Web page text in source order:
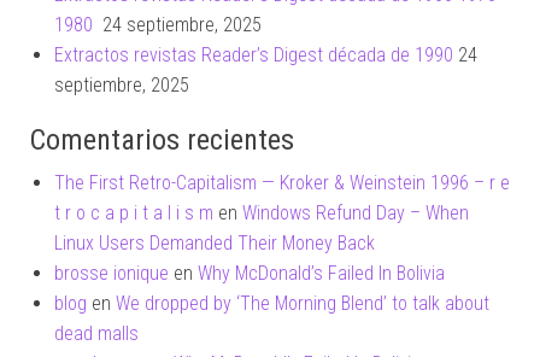
1980 24 septiembre, 2025
Extractos revistas Reader’s Digest década de 1990 24
septiembre, 2025
Comentarios recientes
The First Retro-Capitalism — Kroker & Weinstein 1996 – r e
t r o c a p i t a l i s m en Windows Refund Day – When
Linux Users Demanded Their Money Back
brosse ionique en Why McDonald’s Failed In Bolivia
blog en We dropped by ‘The Morning Blend’ to talk about
dead malls